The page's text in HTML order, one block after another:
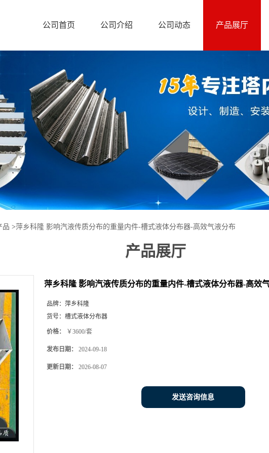
公司首页 公司介绍 公司动态 产品展厅
品 >萍乡科隆 影响汽液传质分布的重量内件-槽式液体分布器-高效气液分布
产品展厅
萍乡科隆 影响汽液传质分布的重量内件-槽式液体分布器-高效
品牌： 萍乡科隆
货号： 槽式液体分布器
价格： ￥3600/套
发布日期： 2024-09-18
更新日期： 2026-08-07
发送咨询信息